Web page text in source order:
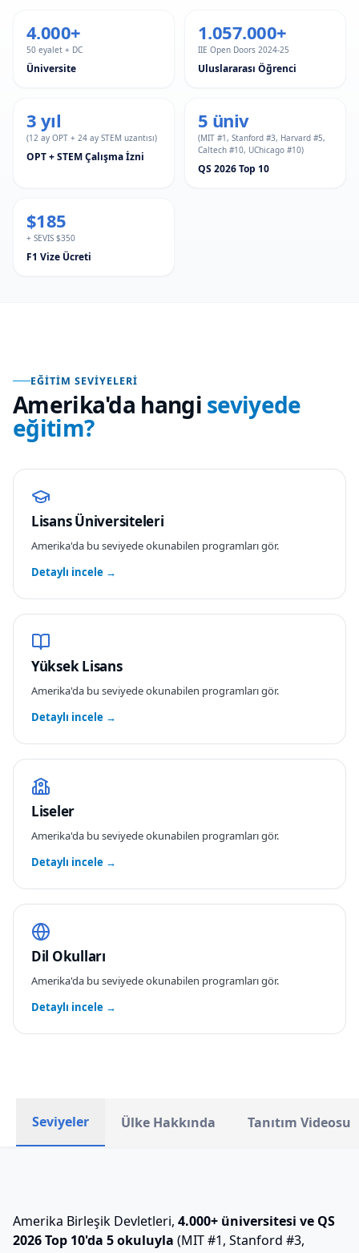
4.000+
50 eyalet + DC
Üniversite
1.057.000+
IIE Open Doors 2024-25
Uluslararası Öğrenci
3 yıl
(12 ay OPT + 24 ay STEM uzantısı)
OPT + STEM Çalışma İzni
5 üniv
(MIT #1, Stanford #3, Harvard #5,
Caltech #10, UChicago #10)
QS 2026 Top 10
$185
+ SEVIS $350
F1 Vize Ücreti
EĞITIM SEVIYELERI
Amerika'da hangi seviyede
eğitim?
Lisans Üniversiteleri
Amerika'da bu seviyede okunabilen programları gör.
Detaylı incele →
Yüksek Lisans
Amerika'da bu seviyede okunabilen programları gör.
Detaylı incele →
Liseler
Amerika'da bu seviyede okunabilen programları gör.
Detaylı incele →
Dil Okulları
Amerika'da bu seviyede okunabilen programları gör.
Detaylı incele →
Seviyeler Ülke Hakkında Tanıtım Videosu
Amerika Birleşik Devletleri, 4.000+ üniversitesi ve QS
2026 Top 10'da 5 okuluyla (MIT #1, Stanford #3,